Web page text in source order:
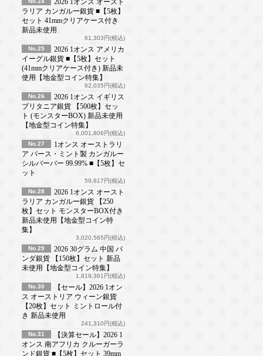
2026 1オンス オースト
ラリア カンガルー銀貨 ■【5枚】
セット 41mmクリアケース付き
新品未使用
61,303円(税込)
No.25
2026 1オンス アメリカ
イーグル銀貨 ■【5枚】セット
(41mmクリアケース付き) 新品未
使用【地金型コイン特集】
62,035円(税込)
No.26
2026 1オンス イギリス
ブリタニア銀貨 【500枚】セッ
ト (モンスターBOX) 新品未使用
【地金型コイン特集】
6,001,806円(税込)
No.27
1オンス オーストラリ
ア パース・ミント製 カンガルー
シルバーバー 99.99% ■【5枚】セ
ット
59,617円(税込)
No.28
2026 1オンス オースト
ラリア カンガルー銀貨 【250
枚】セット モンスターBOX付き
新品未使用【地金型コイン特
集】
3,020,565円(税込)
No.29
2026 30グラム 中国 パ
ンダ銀貨 【150枚】セット 新品
未使用【地金型コイン特集】
1,819,361円(税込)
No.30
【セール】2026 1オン
ス オーストリア ウィーン銀貨
【20枚】セット ミントロール付
き 新品未使用
241,310円(税込)
No.31
【決算セール】2026 1
オンス 南アフリカ クルーガーラ
ンド銀貨 ■【5枚】セット 39mm